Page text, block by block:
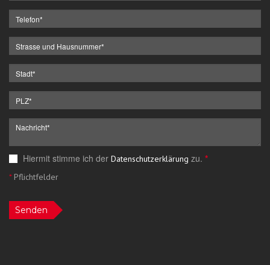
Hiermit stimme ich der Datenschutzerklärung zu. *
*Pflichtfelder
Senden